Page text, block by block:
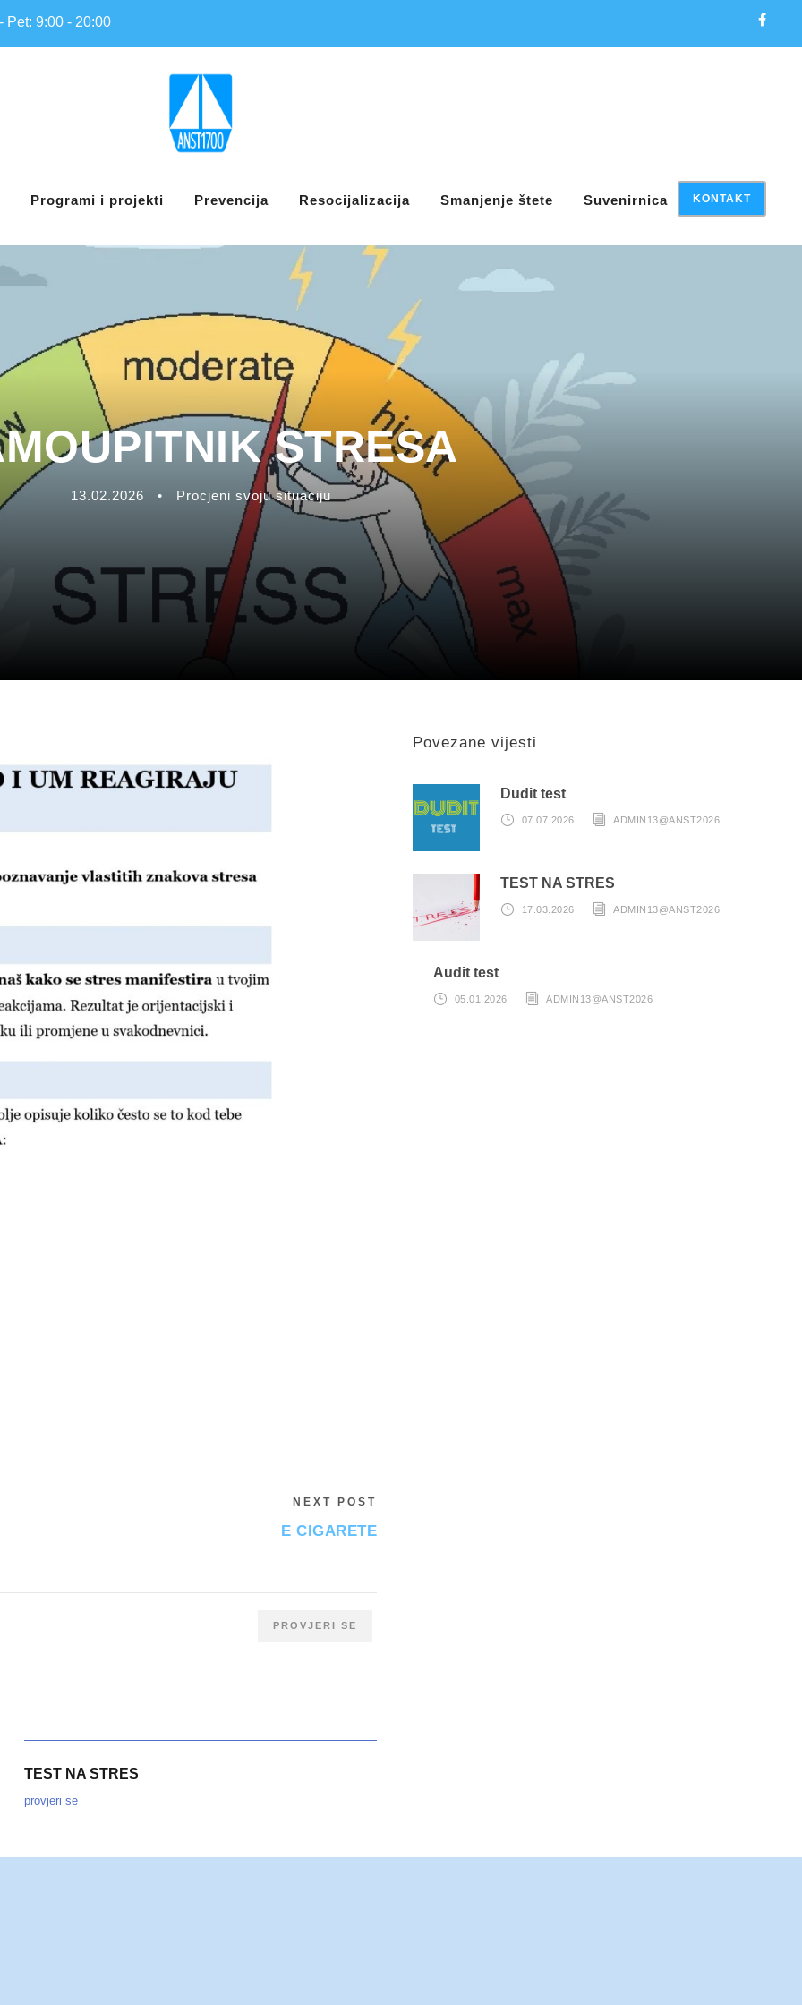
Pet: 9:00 - 20:00
Programi i projekti Prevencija Resocijalizacija Smanjenje štete Suvenirnica KONTAKT
STRESA
13.02.2026 • Procjeni svoju situaciju
NEXT POST
E CIGARETE
PROVJERI SE
TEST NA STRES
provjeri se
Povezane vijesti
Dudit test
07.07.2026 ADMIN13@ANST2026
TEST NA STRES
17.03.2026 ADMIN13@ANST2026
Audit test
05.01.2026 ADMIN13@ANST2026